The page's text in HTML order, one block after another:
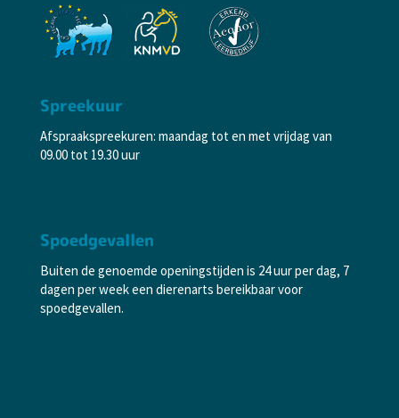
Spreekuur
Afspraakspreekuren: maandag tot en met vrijdag van
09.00 tot 19.30 uur
Spoedgevallen
Buiten de genoemde openingstijden is 24 uur per dag, 7
dagen per week een dierenarts bereikbaar voor
spoedgevallen.